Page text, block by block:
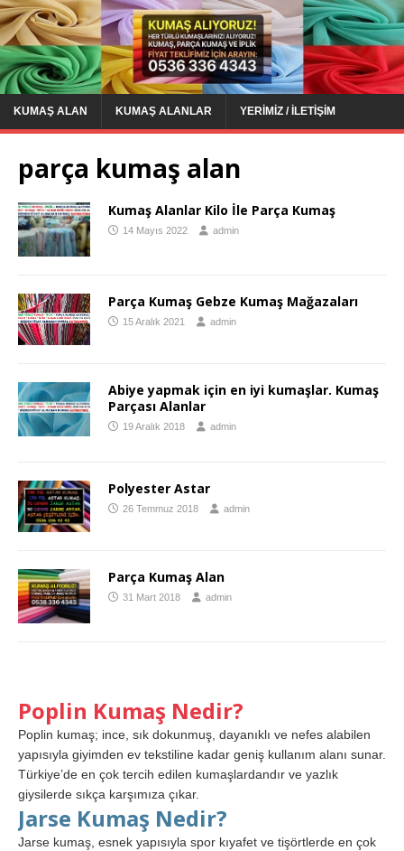
KUMAŞ ALAN KUMAŞ ALANLAR YERIMIZ / İLETIŞIM
parça kumaş alan
Kumaş Alanlar Kilo İle Parça Kumaş
14 Mayıs 2022 admin
Parça Kumaş Gebze Kumaş Mağazaları
15 Aralık 2021 admin
Abiye yapmak için en iyi kumaşlar. Kumaş
Parçası Alanlar
19 Aralık 2018 admin
Polyester Astar
26 Temmuz 2018 admin
Parça Kumaş Alan
31 Mart 2018 admin
Poplin Kumaş Nedir?
Poplin kumaş; ince, sık dokunmuş, dayanıklı ve nefes alabilen
yapısıyla giyimden ev tekstiline kadar geniş kullanım alanı sunar.
Türkiye’de en çok tercih edilen kumaşlardandır ve yazlık
giysilerde sıkça karşımıza çıkar.
Jarse Kumaş Nedir?
Jarse kumaş, esnek yapısıyla spor kıyafet ve tişörtlerde en çok